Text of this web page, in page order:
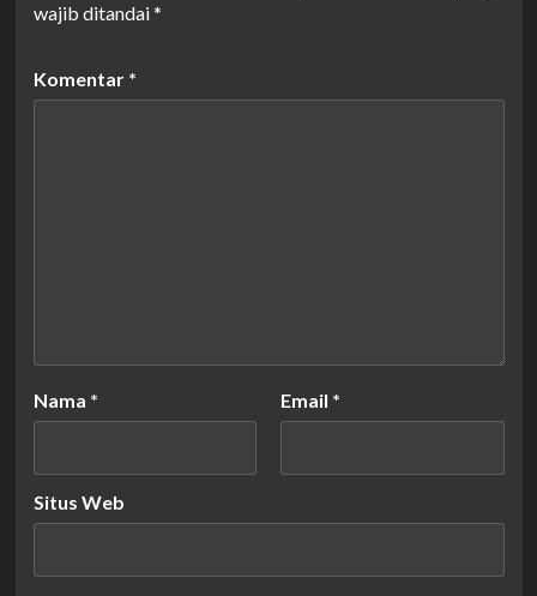
wajib ditandai*
Komentar *
Nama * Email *
Situs Web